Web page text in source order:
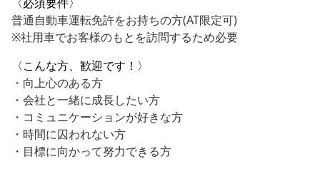
普通自動車運転免許をお持ちの方(AT限定可)
※社用車でお客様のもとを訪問するため必要
〈こんな方、歓迎です！〉
・向上心のある方
・会社と一緒に成長したい方
・コミュニケーションが好きな方
・時間に囚われない方
・目標に向かって努力できる方